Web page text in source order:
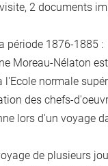
2 documents
période 1876-1885 :
Moreau-Nélaton
l'Ecole normale
des chefs-
lors d'un voyage
de plusieurs